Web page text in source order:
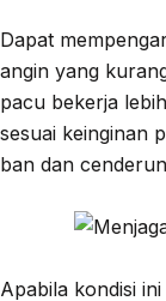
Dapat
angin yang
pacu bekerja
sesuai keinginan
ban dan
Apabila kondisi